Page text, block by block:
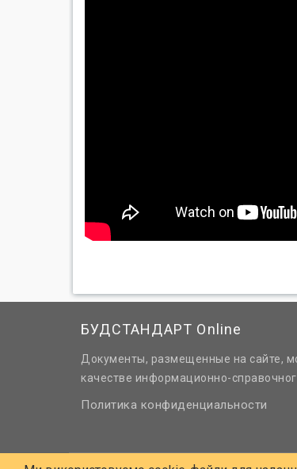
БУДСТАНДАРТ Online
Документы, размещенные на сайте,
качестве информационно-
Политика конфиденциальности